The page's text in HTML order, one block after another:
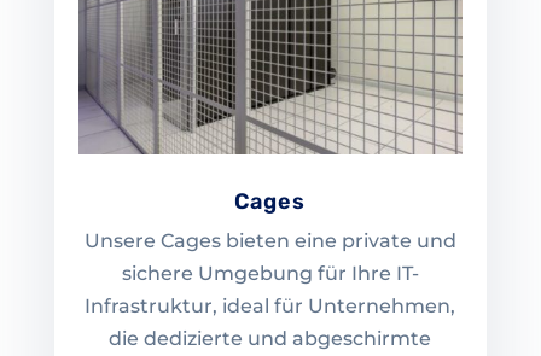
Cages
Unsere Cages bieten eine private und
sichere Umgebung für Ihre IT-
Infrastruktur, ideal für Unternehmen,
die dedizierte und abgeschirmte